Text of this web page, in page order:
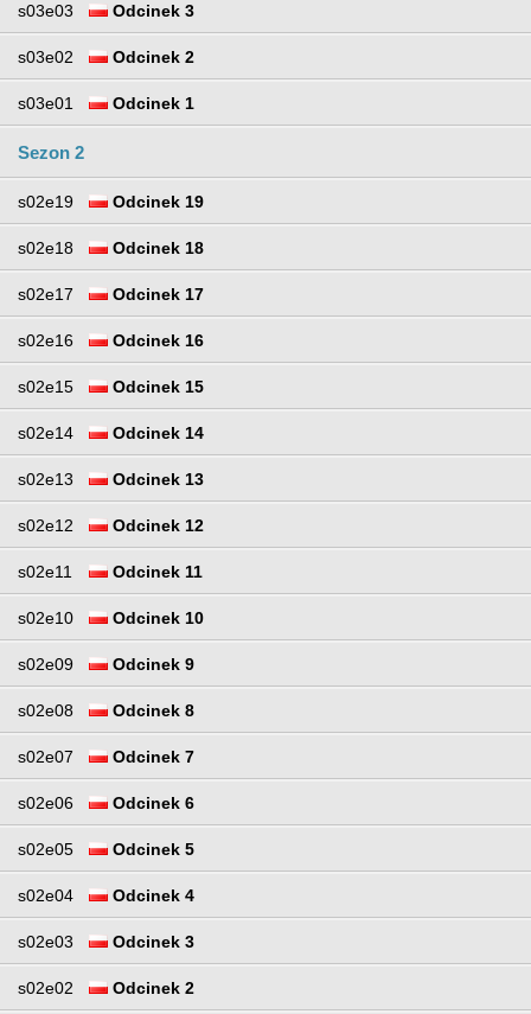
s03e03 Odcinek 3
s03e02 Odcinek 2
s03e01 Odcinek 1
Sezon 2
s02e19 Odcinek 19
s02e18 Odcinek 18
s02e17 Odcinek 17
s02e16 Odcinek 16
s02e15 Odcinek 15
s02e14 Odcinek 14
s02e13 Odcinek 13
s02e12 Odcinek 12
s02e11 Odcinek 11
s02e10 Odcinek 10
s02e09 Odcinek 9
s02e08 Odcinek 8
s02e07 Odcinek 7
s02e06 Odcinek 6
s02e05 Odcinek 5
s02e04 Odcinek 4
s02e03 Odcinek 3
s02e02 Odcinek 2